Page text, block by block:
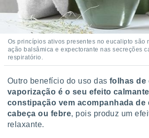
Os princípios ativos presentes no eucalipto são
ação balsâmica e expectorante nas secreções
respiratório.
Outro benefício do uso das folhas de
vaporização é o seu efeito
constipação vem acompanhada de
cabeça ou febre, pois produz um
relaxante.